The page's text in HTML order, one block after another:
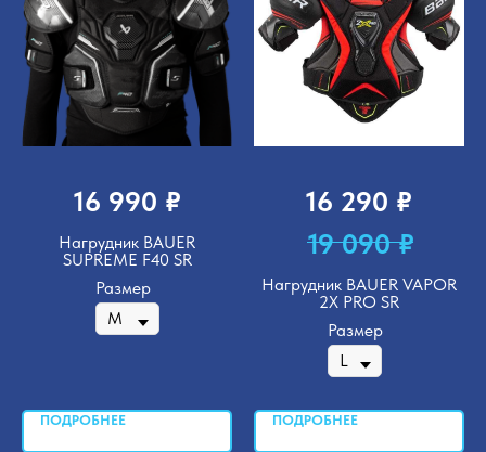
16 990 ₽
Нагрудник BAUER
SUPREME F40 SR
Размер
ПОДРОБНЕЕ
16 290 ₽
19 090 ₽
Нагрудник BAUER VAPOR
2X PRO SR
Размер
ПОДРОБНЕЕ